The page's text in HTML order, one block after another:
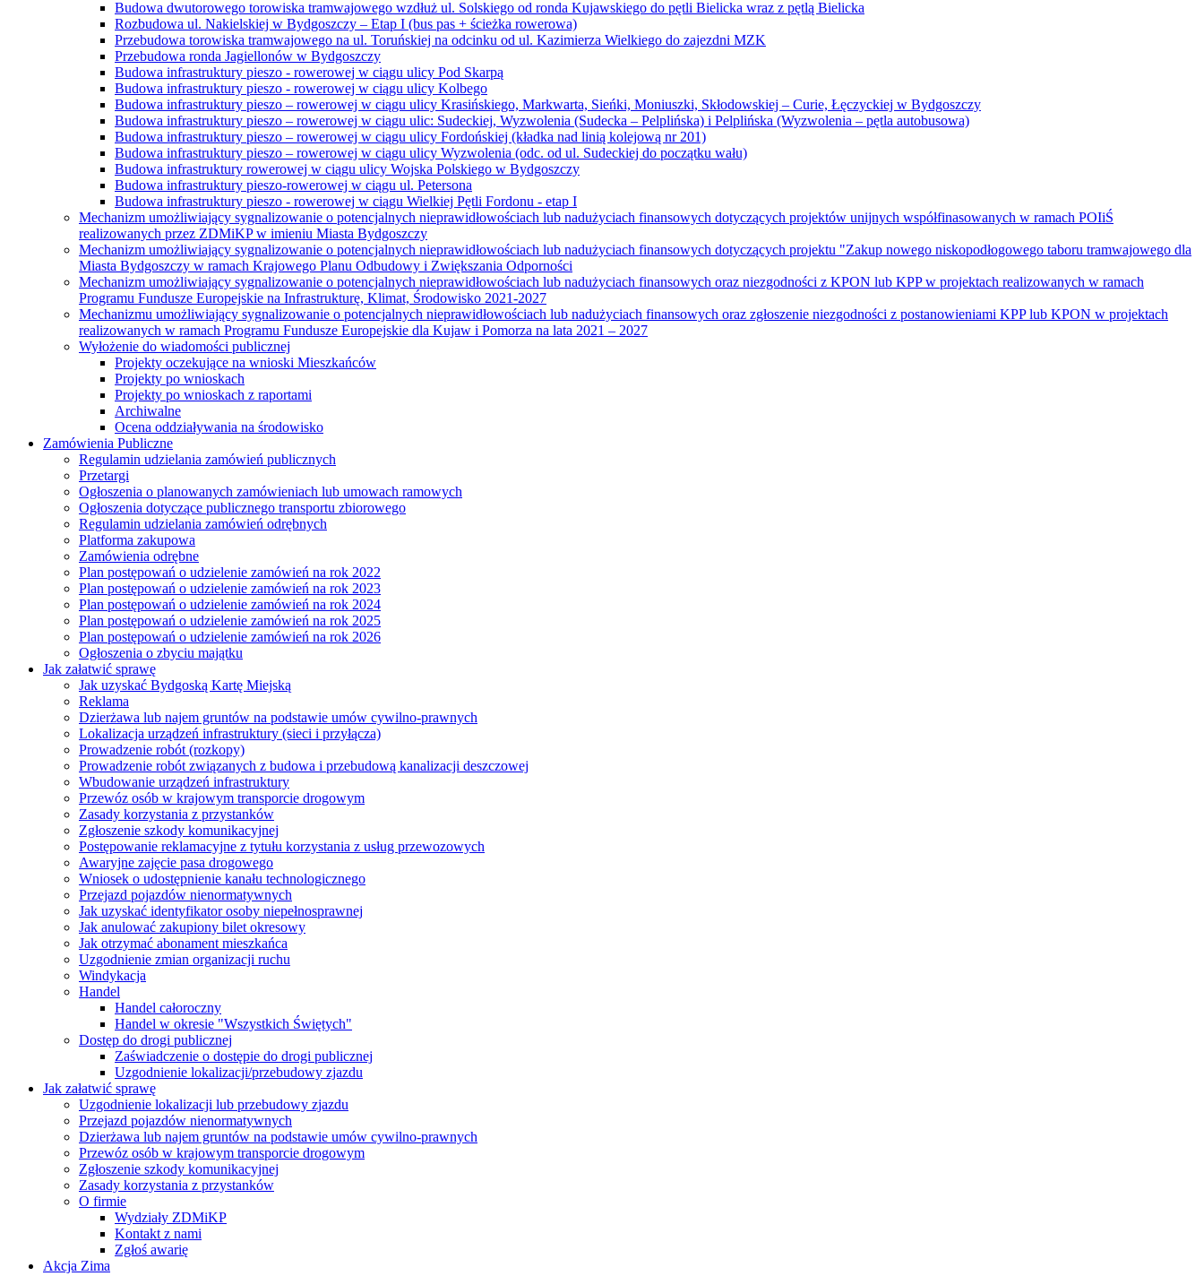
Budowa dwutorowego torowiska tramwajowego wzdłuż ul. Solskiego od ronda Kujawskiego do pętli Bielicka wraz z pętlą Bielicka
Rozbudowa ul. Nakielskiej w Bydgoszczy – Etap I (bus pas + ścieżka rowerowa)
Przebudowa torowiska tramwajowego na ul. Toruńskiej na odcinku od ul. Kazimierza Wielkiego do zajezdni MZK
Przebudowa ronda Jagiellonów w Bydgoszczy
Budowa infrastruktury pieszo - rowerowej w ciągu ulicy Pod Skarpą
Budowa infrastruktury pieszo - rowerowej w ciągu ulicy Kolbego
Budowa infrastruktury pieszo – rowerowej w ciągu ulicy Krasińskiego, Markwarta, Sieńki, Moniuszki, Skłodowskiej – Curie, Łęczyckiej w Bydgoszczy
Budowa infrastruktury pieszo – rowerowej w ciągu ulic: Sudeckiej, Wyzwolenia (Sudecka – Pelplińska) i Pelplińska (Wyzwolenia – pętla autobusowa)
Budowa infrastruktury pieszo – rowerowej w ciągu ulicy Fordońskiej (kładka nad linią kolejową nr 201)
Budowa infrastruktury pieszo – rowerowej w ciągu ulicy Wyzwolenia (odc. od ul. Sudeckiej do początku wału)
Budowa infrastruktury rowerowej w ciągu ulicy Wojska Polskiego w Bydgoszczy
Budowa infrastruktury pieszo-rowerowej w ciągu ul. Petersona
Budowa infrastruktury pieszo - rowerowej w ciągu Wielkiej Pętli Fordonu - etap I
Mechanizm umożliwiający sygnalizowanie o potencjalnych nieprawidłowościach lub nadużyciach finansowych dotyczących projektów unijnych współfinasowanych w ramach POIiŚ
realizowanych przez ZDMiKP w imieniu Miasta Bydgoszczy
Mechanizm umożliwiający sygnalizowanie o potencjalnych nieprawidłowościach lub nadużyciach finansowych dotyczących projektu "Zakup nowego niskopodłogowego taboru tramwajowego dla
Miasta Bydgoszczy w ramach Krajowego Planu Odbudowy i Zwiększania Odporności
Mechanizm umożliwiający sygnalizowanie o potencjalnych nieprawidłowościach lub nadużyciach finansowych oraz niezgodności z KPON lub KPP w projektach realizowanych w ramach
Programu Fundusze Europejskie na Infrastrukturę, Klimat, Środowisko 2021-2027
Mechanizmu umożliwiający sygnalizowanie o potencjalnych nieprawidłowościach lub nadużyciach finansowych oraz zgłoszenie niezgodności z postanowieniami KPP lub KPON w projektach
realizowanych w ramach Programu Fundusze Europejskie dla Kujaw i Pomorza na lata 2021 – 2027
Wyłożenie do wiadomości publicznej
Projekty oczekujące na wnioski Mieszkańców
Projekty po wnioskach
Projekty po wnioskach z raportami
Archiwalne
Ocena oddziaływania na środowisko
Zamówienia Publiczne
Regulamin udzielania zamówień publicznych
Przetargi
Ogłoszenia o planowanych zamówieniach lub umowach ramowych
Ogłoszenia dotyczące publicznego transportu zbiorowego
Regulamin udzielania zamówień odrębnych
Platforma zakupowa
Zamówienia odrębne
Plan postępowań o udzielenie zamówień na rok 2022
Plan postępowań o udzielenie zamówień na rok 2023
Plan postępowań o udzielenie zamówień na rok 2024
Plan postępowań o udzielenie zamówień na rok 2025
Plan postępowań o udzielenie zamówień na rok 2026
Ogłoszenia o zbyciu majątku
Jak załatwić sprawę
Jak uzyskać Bydgoską Kartę Miejską
Reklama
Dzierżawa lub najem gruntów na podstawie umów cywilno-prawnych
Lokalizacja urządzeń infrastruktury (sieci i przyłącza)
Prowadzenie robót (rozkopy)
Prowadzenie robót związanych z budowa i przebudową kanalizacji deszczowej
Wbudowanie urządzeń infrastruktury
Przewóz osób w krajowym transporcie drogowym
Zasady korzystania z przystanków
Zgłoszenie szkody komunikacyjnej
Postępowanie reklamacyjne z tytułu korzystania z usług przewozowych
Awaryjne zajęcie pasa drogowego
Wniosek o udostępnienie kanału technologicznego
Przejazd pojazdów nienormatywnych
Jak uzyskać identyfikator osoby niepełnosprawnej
Jak anulować zakupiony bilet okresowy
Jak otrzymać abonament mieszkańca
Uzgodnienie zmian organizacji ruchu
Windykacja
Handel
Handel całoroczny
Handel w okresie "Wszystkich Świętych"
Dostęp do drogi publicznej
Zaświadczenie o dostępie do drogi publicznej
Uzgodnienie lokalizacji/przebudowy zjazdu
Jak załatwić sprawę
Uzgodnienie lokalizacji lub przebudowy zjazdu
Przejazd pojazdów nienormatywnych
Dzierżawa lub najem gruntów na podstawie umów cywilno-prawnych
Przewóz osób w krajowym transporcie drogowym
Zgłoszenie szkody komunikacyjnej
Zasady korzystania z przystanków
O firmie
Wydziały ZDMiKP
Kontakt z nami
Zgłoś awarię
Akcja Zima